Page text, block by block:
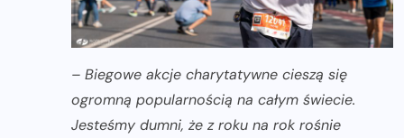
– Biegowe akcje charytatywne cieszą się
ogromną popularnością na całym świecie.
Jesteśmy dumni, że z roku na rok rośnie